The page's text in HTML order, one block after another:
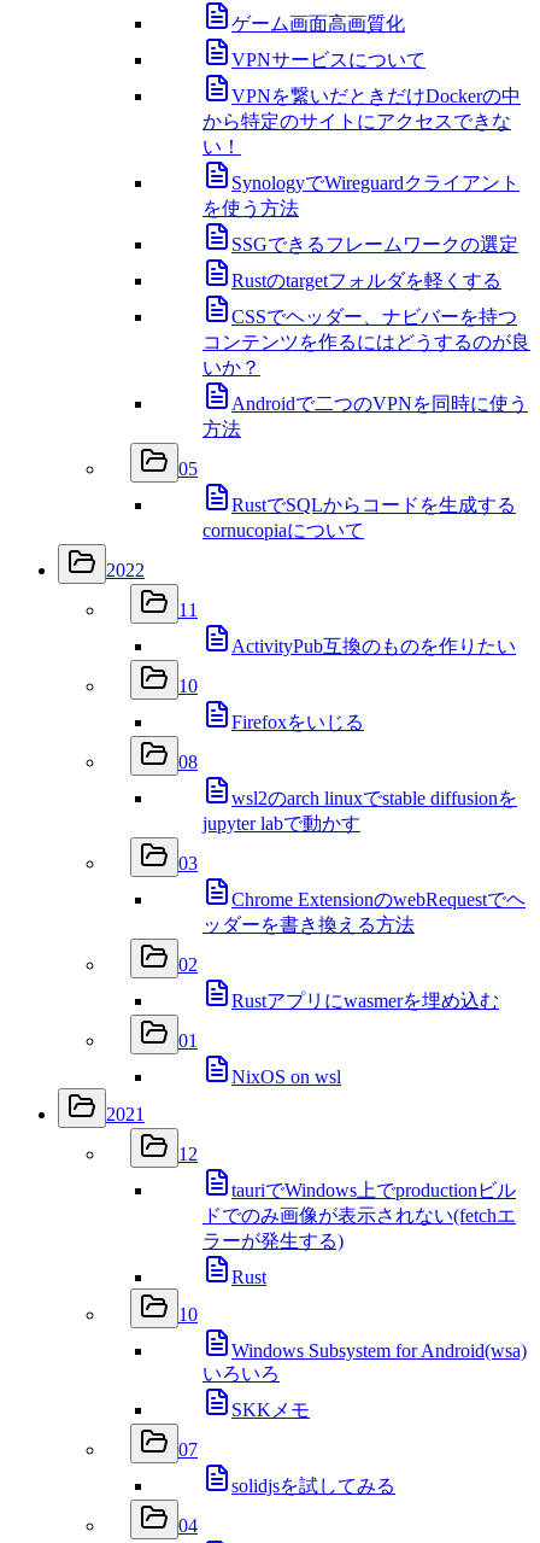
ゲーム画面高画質化
VPNサービスについて
VPNを繋いだときだけDockerの中
から特定のサイトにアクセスできな
い！
SynologyでWireguardクライアント
を使う方法
SSGできるフレームワークの選定
Rustのtargetフォルダを軽くする
CSSでヘッダー、ナビバーを持つ
コンテンツを作るにはどうするのが良
いか？
Androidで二つのVPNを同時に使う
方法
05
RustでSQLからコードを生成する
cornucopiaについて
2022
11
ActivityPub互換のものを作りたい
10
Firefoxをいじる
08
wsl2のarch linuxでstable diffusionを
jupyter labで動かす
03
Chrome ExtensionのwebRequestでヘ
ッダーを書き換える方法
02
Rustアプリにwasmerを埋め込む
01
NixOS on wsl
2021
12
tauriでWindows上でproductionビル
ドでのみ画像が表示されない(fetchエ
ラーが発生する)
Rust
10
Windows Subsystem for Android(wsa)
いろいろ
SKKメモ
07
solidjsを試してみる
04